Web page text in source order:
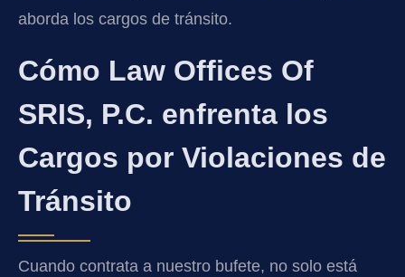
aborda los cargos de tránsito.
Cómo Law Offices Of
SRIS, P.C. enfrenta los
Cargos por Violaciones de
Tránsito
Cuando contrata a nuestro bufete, no solo está